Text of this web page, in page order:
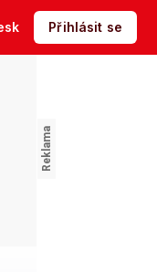
Přihlásit se